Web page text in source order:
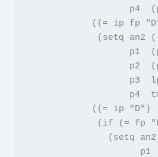
p4
(
            ((
= ip fp
( setq an2 (
p1
(
p2
(
p3
p4
            ((
= ip "D" )
             (
if ( = fp
               (
setq an2
p1